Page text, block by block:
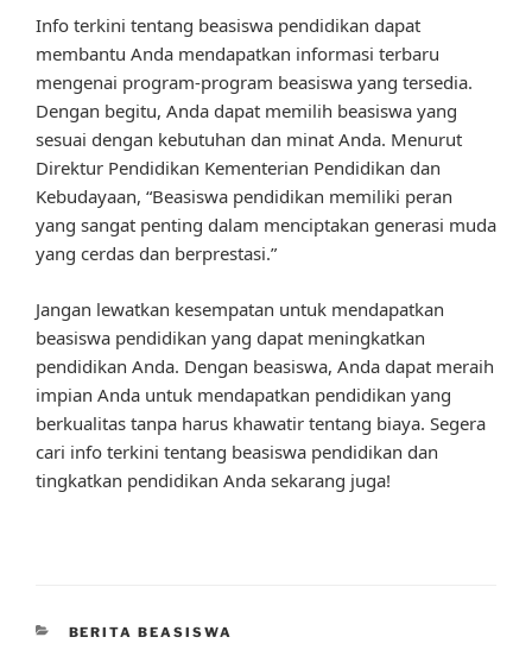
Info terkini tentang beasiswa pendidikan dapat
membantu Anda mendapatkan informasi terbaru
mengenai program-program beasiswa yang tersedia.
Dengan begitu, Anda dapat memilih beasiswa yang
sesuai dengan kebutuhan dan minat Anda. Menurut
Direktur Pendidikan Kementerian Pendidikan dan
Kebudayaan, “Beasiswa pendidikan memiliki peran
yang sangat penting dalam menciptakan generasi muda
yang cerdas dan berprestasi.”
Jangan lewatkan kesempatan untuk mendapatkan
beasiswa pendidikan yang dapat meningkatkan
pendidikan Anda. Dengan beasiswa, Anda dapat meraih
impian Anda untuk mendapatkan pendidikan yang
berkualitas tanpa harus khawatir tentang biaya. Segera
cari info terkini tentang beasiswa pendidikan dan
tingkatkan pendidikan Anda sekarang juga!
CATEGORIES
BERITA BEASISWA